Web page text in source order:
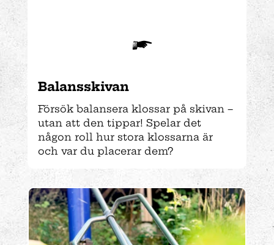
Balansskivan
Försök balansera klossar på skivan –
utan att den tippar! Spelar det
någon roll hur stora klossarna är
och var du placerar dem?